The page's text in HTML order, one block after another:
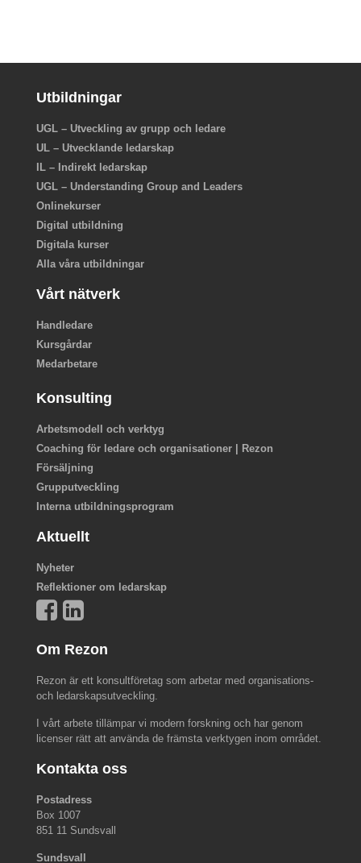
Utbildningar
UGL – Utveckling av grupp och ledare
UL – Utvecklande ledarskap
IL – Indirekt ledarskap
UGL – Understanding Group and Leaders
Onlinekurser
Digital utbildning
Digitala kurser
Alla våra utbildningar
Vårt nätverk
Handledare
Kursgårdar
Medarbetare
Konsulting
Arbetsmodell och verktyg
Coaching för ledare och organisationer | Rezon
Försäljning
Grupputveckling
Interna utbildningsprogram
Aktuellt
Nyheter
Reflektioner om ledarskap
Om Rezon
Rezon är ett konsultföretag som arbetar med organisations-
och ledarskapsutveckling.
I vårt arbete tillämpar vi modern forskning och har genom
licenser rätt att använda de främsta verktygen inom området.
Kontakta oss
Postadress
Box 1007
851 11 Sundsvall
Sundsvall